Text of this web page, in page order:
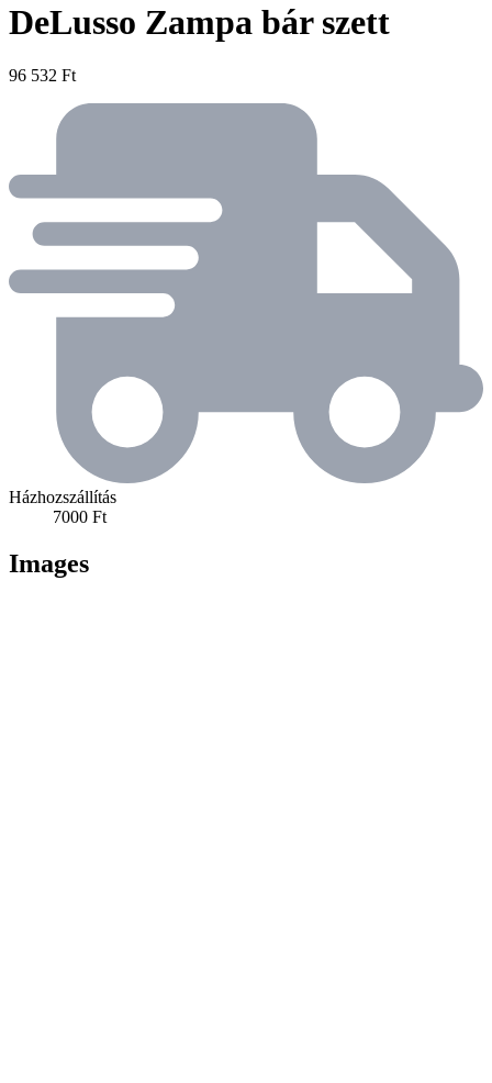
DeLusso Zampa bár szett
96 532 Ft
Házhozszállítás
7000 Ft
Images